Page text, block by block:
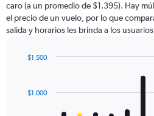
has
1
Y
displaying
caro (a un promedio de $1.395). Hay
el precio de un vuelo, por lo que
salida y horarios les brinda a los
with
12
$1.000
$1.500